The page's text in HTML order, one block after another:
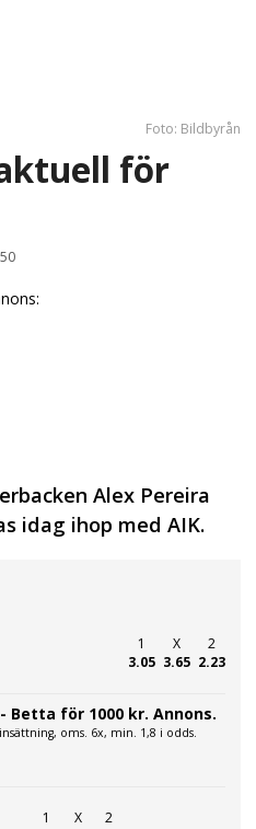
Foto: Bildbyrån
för
Alex Pereira
idag ihop med AIK.
1
3.05
X
3.65
2
2.23
Betta för 1000 kr. Annons.
oms. 6x, min. 1,8 i odds.
1
X
2